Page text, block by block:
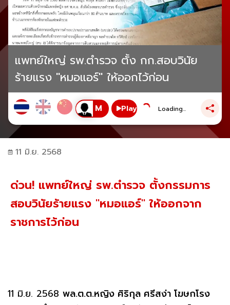
แพทย์ใหญ่ รพ.ตำรวจ ตั้ง กก.สอบวินัย
ร้ายแรง "หมอแอร์" ให้ออกไว้ก่อน
Play Loading...
11 มิ.ย. 2568
ด่วน! แพทย์ใหญ่ รพ.ตำรวจ ตั้งกรรมการ
สอบวินัยร้ายแรง "หมอแอร์" ให้ออกจาก
ราชการไว้ก่อน
11 มิ.ย. 2568 พล.ต.ต.หญิง ศิริกุล ศรีสง่า โฆษกโรง